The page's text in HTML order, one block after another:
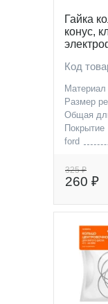
Гайка
конус,
Код
Материал
Размер
Общая
Покрытие
ford
325 ₽
260 ₽